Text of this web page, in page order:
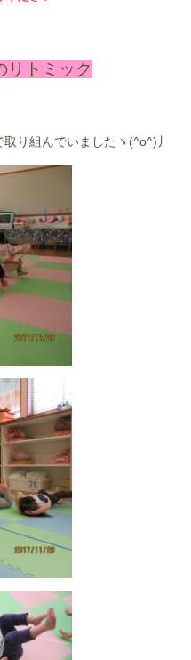
トミック
り組んでいましたヽ(^o^)丿